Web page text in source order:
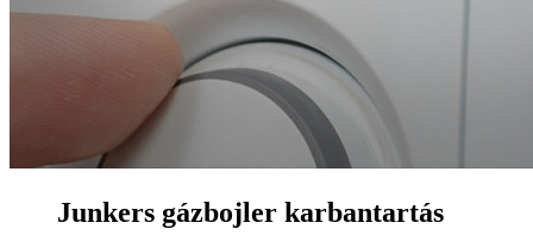
Junkers gázbojler karbantartás